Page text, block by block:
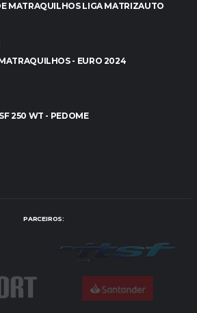
MATRAQUILHOS LIGA MATRIZAUTO
- EURO 2024
250 WT - PEDOME
PARCEIROS: